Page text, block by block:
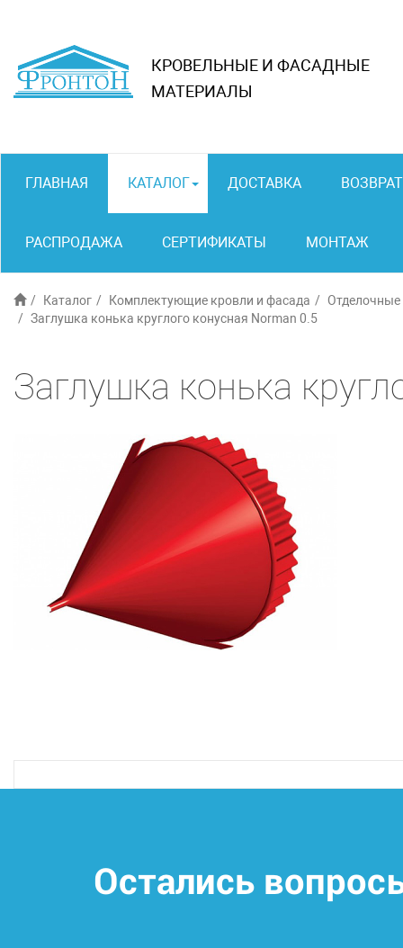
КРОВЕЛЬНЫЕ И ФАСАДНЫЕ
МАТЕРИАЛЫ
ГЛАВНАЯ КАТАЛОГ ДОСТАВКА ВОЗВРАТ
РАСПРОДАЖА СЕРТИФИКАТЫ МОНТАЖ
Каталог Комплектующие кровли и фасада
Заглушка конька круглого конусная Norman 0.5
Заглушка конька
Остались